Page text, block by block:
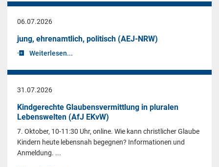
06.07.2026
jung, ehrenamtlich, politisch (AEJ-NRW)
Weiterlesen...
31.07.2026
Kindgerechte Glaubensvermittlung in pluralen
Lebenswelten (AfJ EKvW)
7. Oktober, 10-11:30 Uhr, online. Wie kann christlicher Glaube
Kindern heute lebensnah begegnen? Informationen und
Anmeldung. ...